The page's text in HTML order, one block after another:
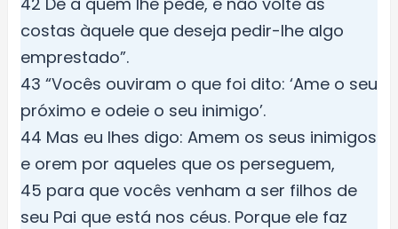
costas àquele que deseja pedir-lhe algo
emprestado”.
43 “Vocês ouviram o que foi dito: ‘Ame o seu
próximo e odeie o seu inimigo’.
44 Mas eu lhes digo: Amem os seus inimigos
e orem por aqueles que os perseguem,
45 para que vocês venham a ser filhos de
seu Pai que está nos céus. Porque ele faz